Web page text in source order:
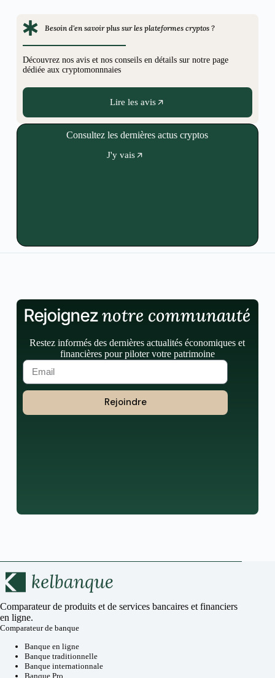
Besoin d'en savoir plus sur les plateformes cryptos ?
Découvrez nos avis et nos conseils en détails sur notre page
dédiée aux cryptomonnnaies
Lire les avis
Consultez les dernières actus cryptos
J'y vais
Rejoigneznotre communauté
Restez informés des dernières actualités économiques et
financières pour piloter votre patrimoine
Rejoindre
Comparateur de produits et de services bancaires et financiers
en ligne.
Comparateur de banque
Banque en ligne
Banque traditionnelle
Banque internationnale
Banque Pro